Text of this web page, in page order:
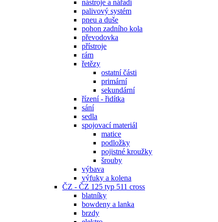
nástroje a nářadí
palivový systém
pneu a duše
pohon zadního kola
převodovka
přístroje
rám
řetězy
ostatní části
primární
sekundární
řízení - řidítka
sání
sedla
spojovací materiál
matice
podložky
pojistné kroužky
šrouby
výbava
výfuky a kolena
ČZ - ČZ 125 typ 511 cross
blatníky
bowdeny a lanka
brzdy